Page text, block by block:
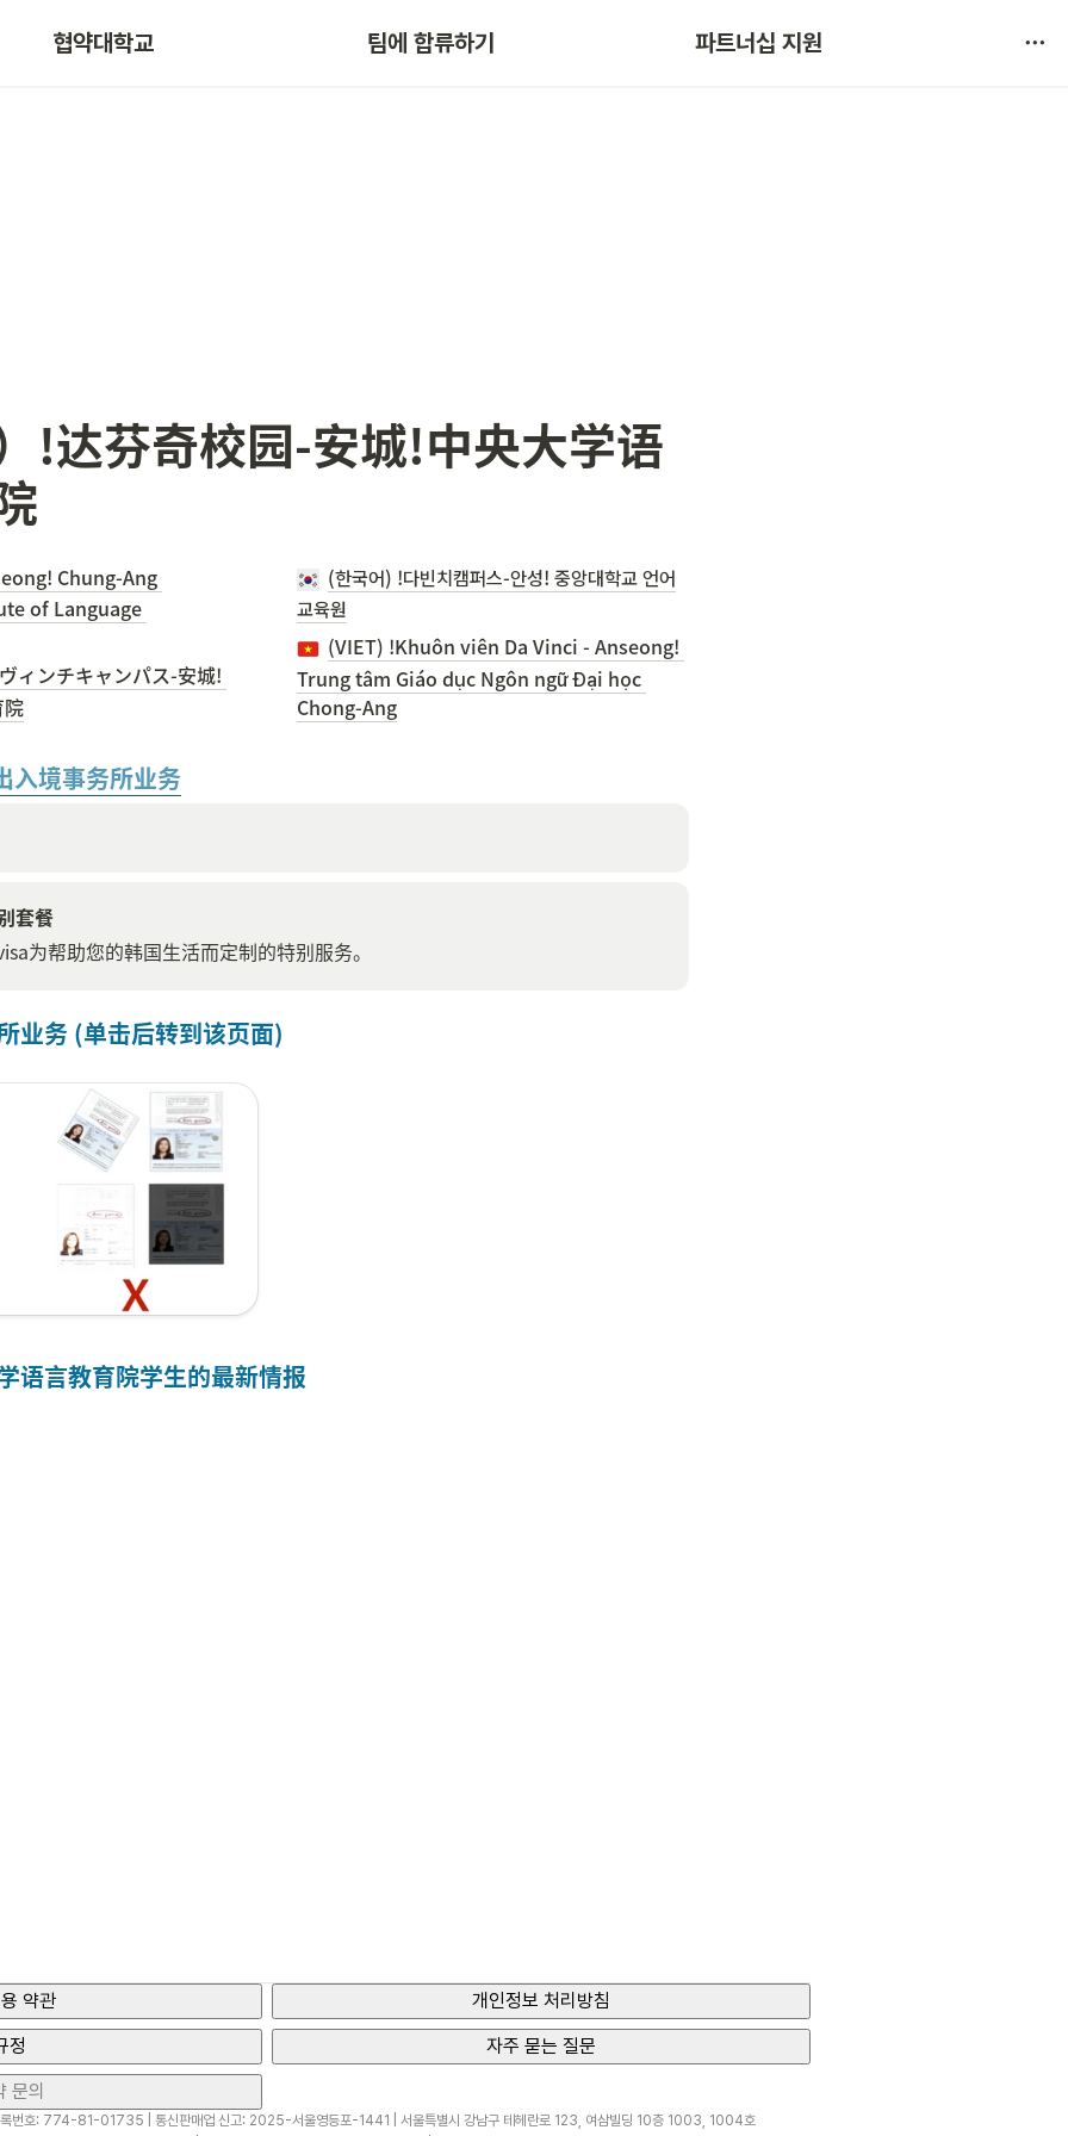
협약대학교 팀에 합류하기 파트너십 지원
서비스 불만 사항 제보
!达芬奇校园-安城!中央大学语
Chung-Ang
of Language
ィンチキャンパス-安城!
(한국어) !다빈치캠퍼스-안성! 중앙대학교 언어
교육원
(VIET) !Khuôn viên Da Vinci - Anseong!
Trung tâm Giáo dục Ngôn ngữ Đại học
Chong-Ang
入境事务所业务
套餐
为帮助您的韩国生活而定制的特别服务。
业务 (单击后转到该页面)
语言教育院学生的最新情报
약관
개인정보 처리방침
정
자주 묻는 질문
문의
록번호: 774-81-01735 | 통신판매업 신고: 2025-서울영등포-1441 | 서울특별시 강남구 테헤란로 123, 여삼빌딩 10층 1003, 1004호